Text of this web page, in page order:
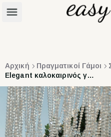
Αρχική Πραγματικοί Γάμοι
Elegant καλοκαιρινός γάμος με ολόλευκα άνθη στη Σαντορίνη | Yahaira & Ron